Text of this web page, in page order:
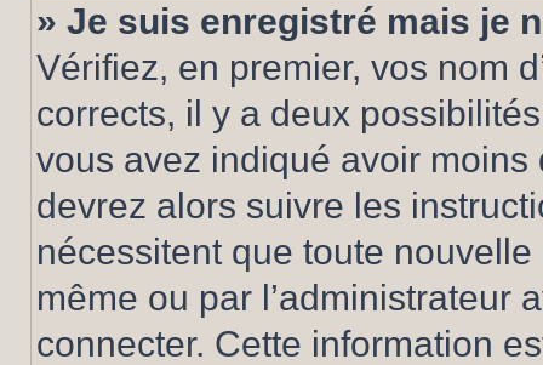
» Je suis enregistré mais je
Vérifiez, en premier, vos nom
corrects, il y a deux
vous avez indiqué avoir moins
devrez alors suivre les
nécessitent que toute
même ou par l’administrateur
connecter. Cette information